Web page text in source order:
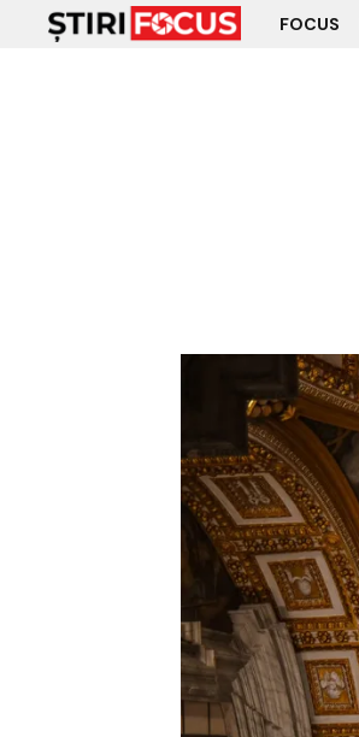
FOCUS